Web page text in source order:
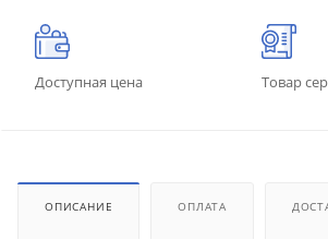
Доступная цена Товар
ОПИСАНИЕ ОПЛАТА